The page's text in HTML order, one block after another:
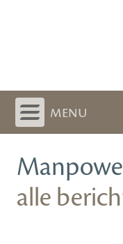
menu
alle